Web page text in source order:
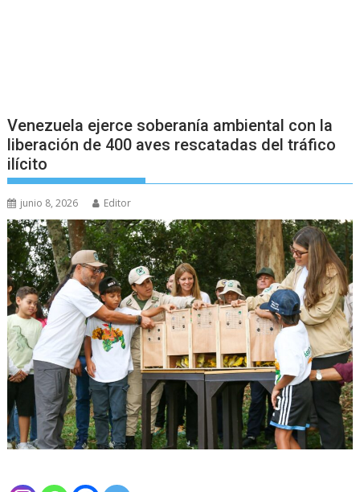
Venezuela ejerce soberanía ambiental con la
liberación de 400 aves rescatadas del tráfico
ilícito
junio 8, 2026 Editor